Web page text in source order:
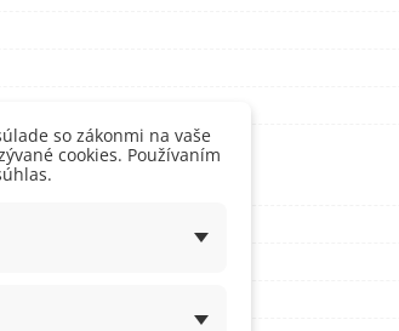
so zákonmi na vaše
cookies. Používaním